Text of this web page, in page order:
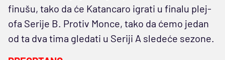
finušu, tako da će Katancaro igrati u finalu plej-
ofa Serije B. Protiv Monce, tako da ćemo jedan
od ta dva tima gledati u Seriji A sledeće sezone.